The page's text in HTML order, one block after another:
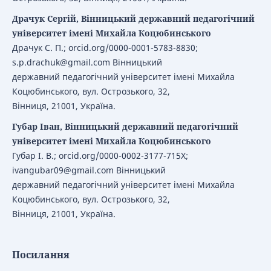
Драчук Сергій, Вінницький державний педагогічний
університет імені Михайла Коцюбинського
Драчук С. П.; orcid.org/0000-0001-5783-8830;
s.p.drachuk@gmail.com Вінницький
державний педагогічний університет імені Михайла
Коцюбинського, вул. Острозького, 32,
Вінниця, 21001, Україна.
Губар Іван, Вінницький державний педагогічний
університет імені Михайла Коцюбинського
Губар І. В.; orcid.org/0000-0002-3177-715X;
ivangubar09@gmail.com Вінницький
державний педагогічний університет імені Михайла
Коцюбинського, вул. Острозького, 32,
Вінниця, 21001, Україна.
Посилання